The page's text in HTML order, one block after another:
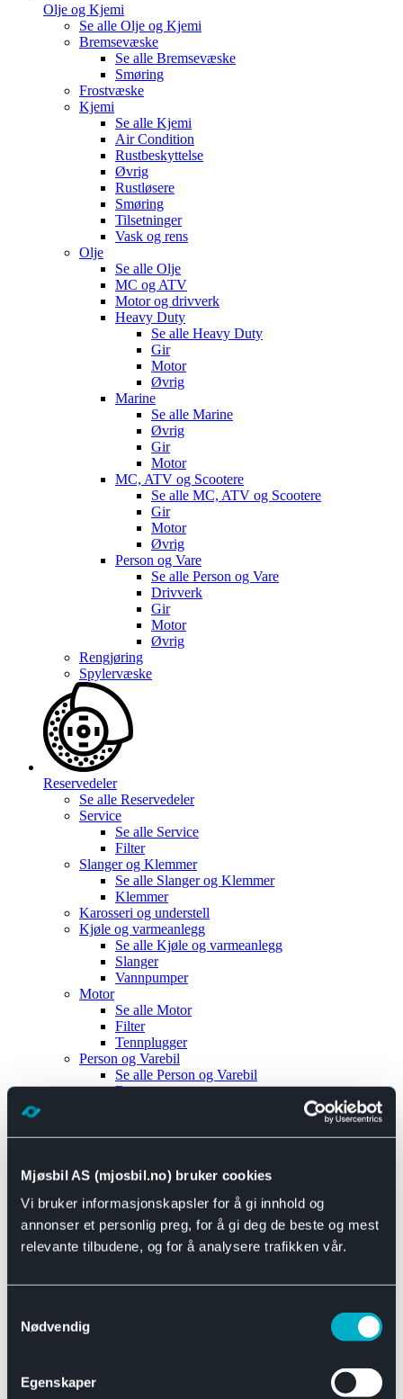
Mjøsbil AS (mjosbil.no) bruker cookies
Vi bruker informasjonskapsler for å gi innhold og
annonser et personlig preg, for å gi deg de beste og mest
relevante tilbudene, og for å analysere trafikken vår.
Nødvendig
Egenskaper
Olje og Kjemi
Se alle Olje og Kjemi
Bremsevæske
Se alle Bremsevæske
Smøring
Frostvæske
Kjemi
Se alle Kjemi
Air Condition
Rustbeskyttelse
Øvrig
Rustløsere
Smøring
Tilsetninger
Vask og rens
Olje
Se alle Olje
MC og ATV
Motor og drivverk
Heavy Duty
Se alle Heavy Duty
Gir
Motor
Øvrig
Marine
Se alle Marine
Øvrig
Gir
Motor
MC, ATV og Scootere
Se alle MC, ATV og Scootere
Gir
Motor
Øvrig
Person og Vare
Se alle Person og Vare
Drivverk
Gir
Motor
Øvrig
Rengjøring
Spylervæske
Reservedeler
Se alle Reservedeler
Service
Se alle Service
Filter
Slanger og Klemmer
Se alle Slanger og Klemmer
Klemmer
Karosseri og understell
Kjøle og varmeanlegg
Se alle Kjøle og varmeanlegg
Slanger
Vannpumper
Motor
Se alle Motor
Filter
Tennplugger
Person og Varebil
Se alle Person og Varebil
Brems
Motor og drivverk
Se alle Universal
Bremsedeler
Se alle Bremsedeler
Bremsenippler
Drivline og motor
Se alle Drivline og motor
Eksosanlegg